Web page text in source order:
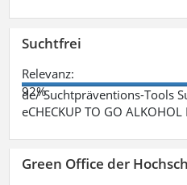
Suchtfrei
Relevanz:
92%
de/ Suchtpräventions-Tools
eCHECKUP TO GO
Green Office der